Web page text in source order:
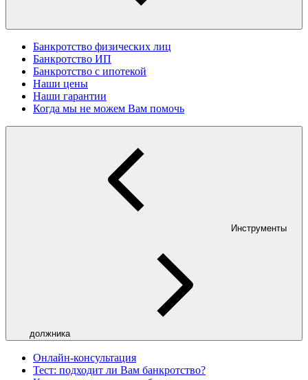
Банкротство физических лиц
Банкротство ИП
Банкротство с ипотекой
Наши цены
Наши гарантии
Когда мы не можем Вам помочь
Инструменты
должника
Онлайн-консультация
Тест: подходит ли Вам банкротство?